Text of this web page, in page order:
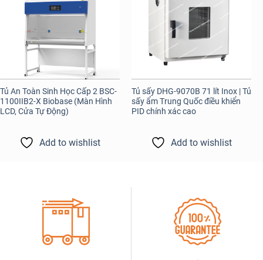
Tủ An Toàn Sinh Học Cấp 2 BSC-
1100IIB2-X Biobase (Màn Hình
LCD, Cửa Tự Động)
Add to wishlist
Tủ sấy DHG-9070B 71 lít Inox | Tủ
sấy ẩm Trung Quốc điều khiển
PID chính xác cao
Add to wishlist